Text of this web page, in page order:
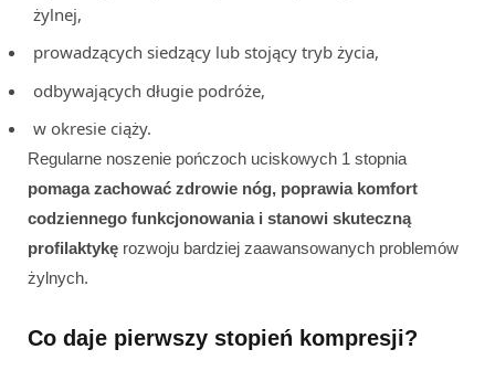
żylnej,
prowadzących siedzący lub stojący tryb życia,
odbywających długie podróże,
w okresie ciąży.
Regularne noszenie pończoch uciskowych 1 stopnia
pomaga zachować zdrowie nóg, poprawia komfort
codziennego funkcjonowania i stanowi skuteczną
profilaktykę rozwoju bardziej zaawansowanych problemów
żylnych.
Co daje pierwszy stopień kompresji?